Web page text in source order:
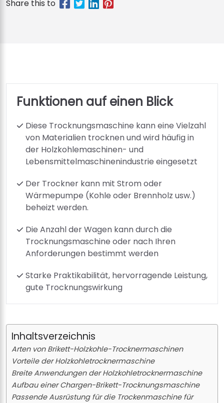
Funktionen auf einen Blick
Diese Trocknungsmaschine kann eine Vielzahl
von Materialien trocknen und wird häufig in
der Holzkohlemaschinen- und
Lebensmittelmaschinenindustrie eingesetzt
Der Trockner kann mit Strom oder
Wärmepumpe (Kohle oder Brennholz usw.)
beheizt werden.
Die Anzahl der Wagen kann durch die
Trocknungsmaschine oder nach Ihren
Anforderungen bestimmt werden
Starke Praktikabilität, hervorragende Leistung,
gute Trocknungswirkung
Inhaltsverzeichnis
Arten von Brikett-Holzkohle-Trocknermaschinen
Vorteile der Holzkohletrocknermaschine
Breite Anwendungen der Holzkohletrocknermaschine
Aufbau einer Chargen-Brikett-Trocknungsmaschine
Passende Ausrüstung für die Trockenmaschine für